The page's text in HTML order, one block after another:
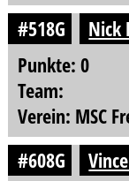
#518G
Nick
Punkte: 0
Team:
Verein: MSC
#608G